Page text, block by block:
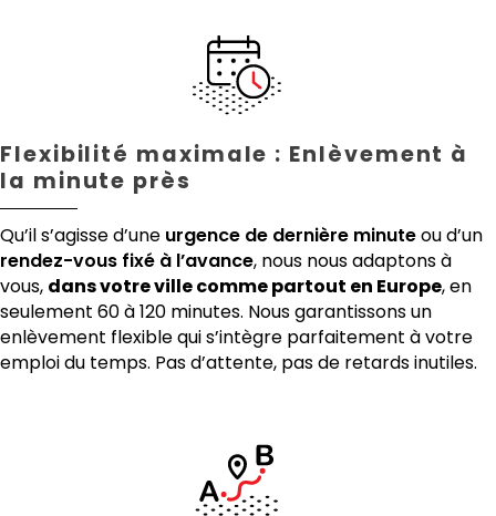
Flexibilité maximale : Enlèvement à
la minute près
Qu’il s’agisse d’une urgence de dernière minuteou d’un
rendez-vous fixé à l’avance, nous nous adaptons à
vous, dans votre ville comme partout en Europe, en
seulement 60 à 120 minutes. Nous garantissons un
enlèvement flexible qui s’intègre parfaitement à votre
emploi du temps. Pas d’attente, pas de retards inutiles.